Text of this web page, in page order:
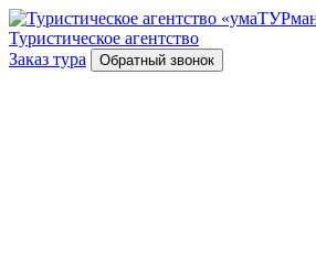
Туристическое агентство
Заказ тура
Обратный звонок